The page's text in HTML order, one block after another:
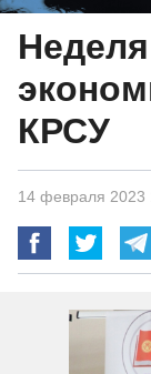
КРСУ
14 февраля 2023